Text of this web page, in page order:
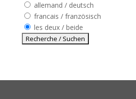
allemand / deutsch
francais / französisch
les deux / beide